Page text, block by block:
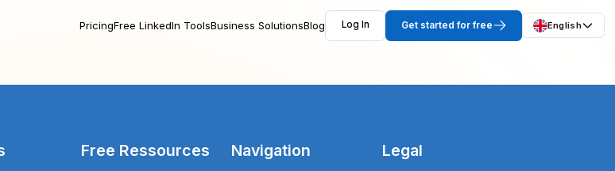
PricingFree LinkedIn ToolsBusiness SolutionsBlog Log In Get started for free English
Free Ressources Navigation Legal